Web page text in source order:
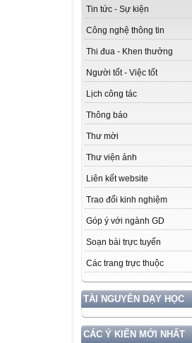
Tin tức - Sự kiện
Công nghệ thông tin
Thi đua - Khen thưởng
Người tốt - Việc tốt
Lịch công tác
Thông báo
Thư mời
Thư viện ảnh
Liên kết website
Trao đổi kinh nghiệm
Góp ý với ngành GD
Soạn bài trực tuyến
Các trang trực thuộc
TÀI NGUYÊN DẠY HỌC
CÁC Ý KIẾN MỚI NHẤT